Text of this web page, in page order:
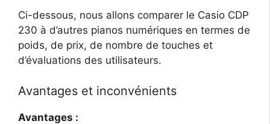
Ci-dessous, nous allons comparer le Casio CDP
230 à d’autres pianos numériques en termes de
poids, de prix, de nombre de touches et
d’évaluations des utilisateurs.
Avantages et inconvénients
Avantages :